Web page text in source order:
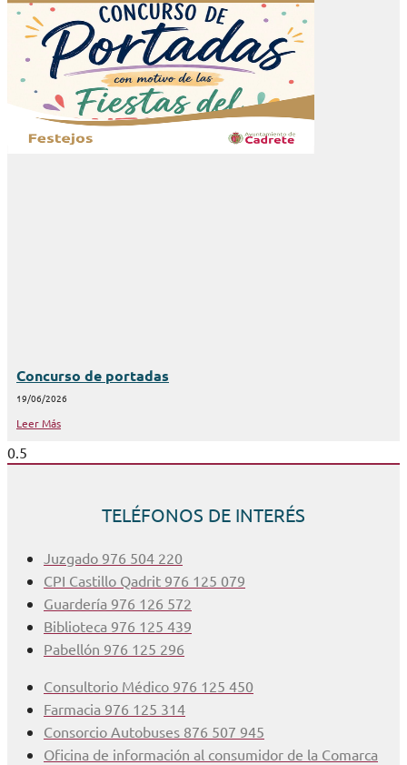
Concurso de portadas
19/06/2026
Leer Más
TELÉFONOS DE INTERÉS
Juzgado 976 504 220
CPI Castillo Qadrit 976 125 079
Guardería 976 126 572
Biblioteca 976 125 439
Pabellón 976 125 296
Consultorio Médico 976 125 450
Farmacia 976 125 314
Consorcio Autobuses 876 507 945
Oficina de información al consumidor de la Comarca